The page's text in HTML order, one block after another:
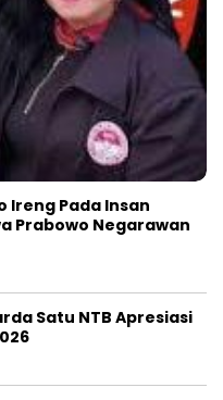
Ireng Pada Insan
Prabowo Negarawan
Satu NTB Apresiasi